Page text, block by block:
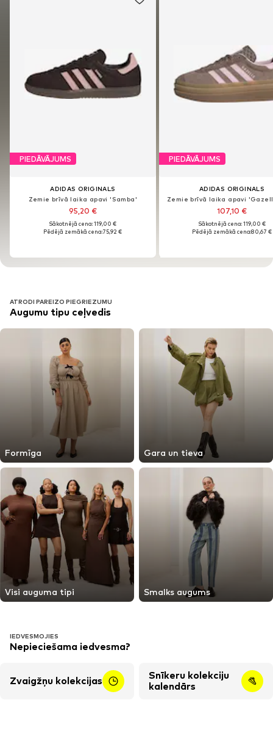
PIEDĀVĀJUMS
ADIDAS ORIGINALS
Zemie brīvā laika apavi 'Samba'
95,20 €
Sākotnējā cena: 119,00 €
Pēdējā zemākā cena:75,92 €
PIEDĀVĀJUMS
ADIDAS ORIGINALS
Zemie brīvā laika apavi
107,10 €
Sākotnējā cena: 119,00 €
Pēdējā zemākā cena:80,67 €
PIEDĀVĀJUMS
ADIDAS ORIGINALS
Zemie brīvā laika apavi 'Samba'
95,20 €
Sākotnējā cena: 119,00 €
Pēdējā zemākā cena:75,92 €
PIEDĀVĀJUMS
ADIDAS ORIGINALS
Zemie brīvā laika apavi
107,10 €
Sākotnējā cena: 119,00 €
Pēdējā zemākā cena:80,67 €
ATRODI PAREIZO PIEGRIEZUMU
Augumu tipu ceļvedis
Formīga Gara un tieva
Visi auguma tipi Smalks augums
IEDVESMOJIES
Nepieciešama iedvesma?
Zvaigžņu kolekcijas
Snīkeru kolekciju
kalendārs